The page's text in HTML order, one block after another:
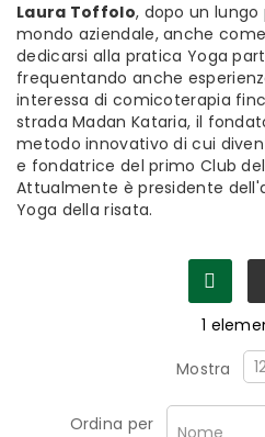
Laura Toffolo, dopo un lungo
mondo aziendale, anche
dedicarsi alla pratica Yoga
frequentando anche
interessa di comicoterapia
strada Madan Kataria, il
metodo innovativo di cui
e fondatrice del primo Club
Attualmente è presidente
Yoga della risata.
1
Mostra
Ordina per